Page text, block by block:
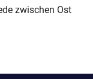
zwischen Ost